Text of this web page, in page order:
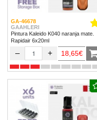
GA-46678
GAAHLERI
Pintura Kaleido K040 naranja mate.
Rapidair 6x20ml
– + 18,65€